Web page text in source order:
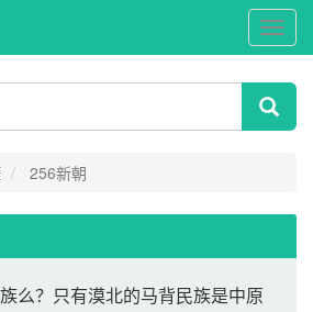
奇
书
256新朝
么？只有漠北的马背民族是中原